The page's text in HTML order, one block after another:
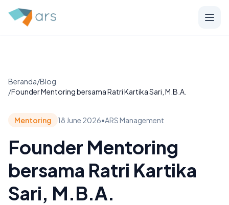
Beranda/Blog
/Founder Mentoring bersama Ratri Kartika Sari, M.B.A.
Mentoring 18 June 2026•ARS Management
Founder Mentoring
bersama Ratri Kartika
Sari, M.B.A.